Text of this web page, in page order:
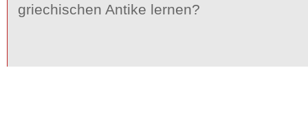
griechischen Antike lernen?